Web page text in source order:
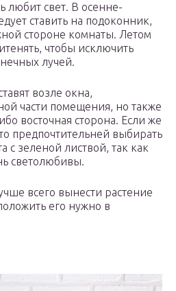
любит свет. В осенне-
ставить на подоконник,
стороне комнаты. Летом
чтобы исключить
лучей.
возле окна,
части помещения, но также
восточная сторона. Если же
предпочтительней выбирать
с зеленой листвой, так как
светолюбивы.
всего вынести растение
его нужно в